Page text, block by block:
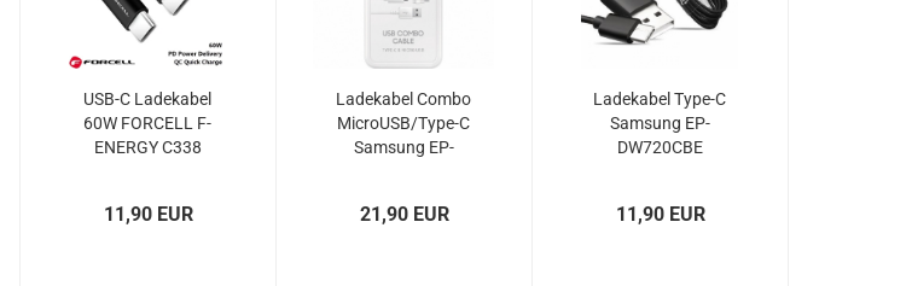
USB-C Ladekabel
60W FORCELL F-
ENERGY C338
11,90 EUR
Ladekabel Combo
MicroUSB/Type-C
Samsung EP-
21,90 EUR
Ladekabel Type-C
Samsung EP-
DW720CBE
11,90 EUR